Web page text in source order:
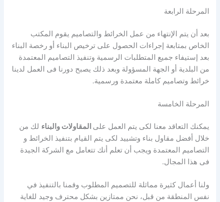
المرحلة الرابعة
بعد أن يتم الإنتهاء من عمل الخرائط والتصاميم يقوم المكتب
الخاص بمتابعة إجراءات الحصول على ترخيص البناء أو رخصة البناء
بعد إستيفاء جميع المتطلبات الرسمية وتنفيذ التصاميم المعتمدة
من البلدية أو الجهة المسؤولة وبعد ذلك يصبح دورنا فى العمل لدينا
خرائط وتصاميم كاملة معتمدة ورسمية.
المرحلة الخامسة
يمكنك التعاقد معنا لكى يتم العمل على المقاولات والبناء لك من
خلال أفضل مقاول بناء وتشييد لكى يتم القيام بتنفيذ الخرائط و
التصاميم المعتمدة ويجب أن تعلم أنك تتعامل مع الشركة الجيدة
فى هذا المجال.
ولنا أعمال كثيرة مماثلة للتصميم المطلوب وقمنا بالتنفيذ في
نفس المنطقة من قبل، نحن ممتازين بشكل محترف وجيد للغاية